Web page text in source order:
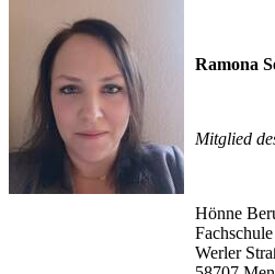
Ramona
Mitglied
Hönne
Werler